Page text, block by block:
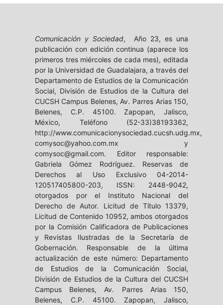
Comunicación y Sociedad, Año 23, es una
publicación con edición continua (aparece los
primeros tres miércoles de cada mes), editada
por la Universidad de Guadalajara, a través del
Departamento de Estudios de la Comunicación
Social, División de Estudios de la Cultura del
CUCSH Campus Belenes, Av. Parres Arias 150,
Belenes, C.P. 45100. Zapopan, Jalisco,
México, Teléfono (52-33)38193362,
http://www.comunicacionysociedad.cucsh.udg.mx,
comysoc@yahoo.com.mx y
comysoc@gmail.com. Editor responsable:
Gabriela Gómez Rodríguez. Reservas de
Derechos al Uso Exclusivo 04-2014-
120517405800-203, ISSN: 2448-9042,
otorgados por el Instituto Nacional del
Derecho de Autor. Licitud de Título 13379,
Licitud de Contenido 10952, ambos otorgados
por la Comisión Calificadora de Publicaciones
y Revistas Ilustradas de la Secretaría de
Gobernación. Responsable de la última
actualización de este número: Departamento
de Estudios de la Comunicación Social,
División de Estudios de la Cultura del CUCSH
Campus Belenes, Av. Parres Arias 150,
Belenes, C.P. 45100. Zapopan, Jalisco,